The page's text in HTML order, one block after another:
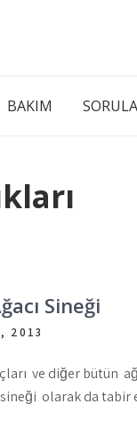
BAKIM
Sineği
2013
ve diğer bütün
olarak da